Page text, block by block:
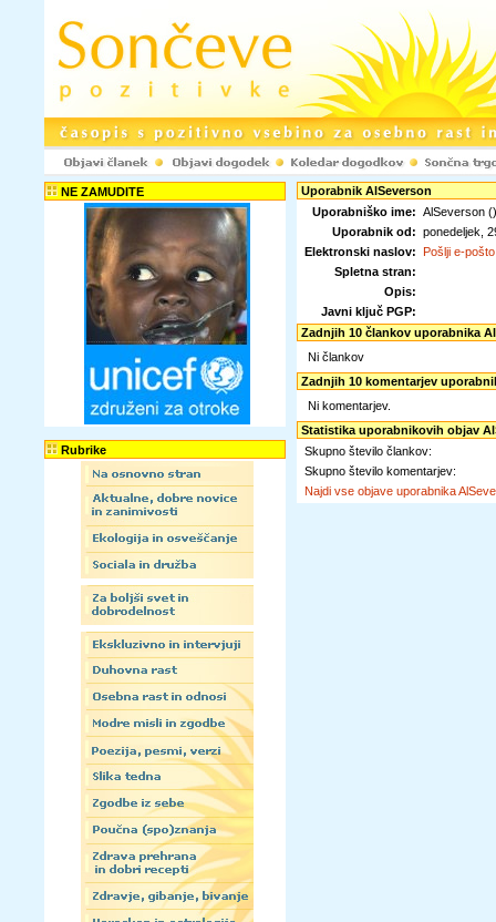
NE ZAMUDITE
Rubrike
Uporabnik AlSeverson
Uporabniško ime: AlSeverson ()
Uporabnik od: ponedeljek,
Elektronski naslov: Pošlji e-pošto
Spletna stran:
Opis:
Javni ključ PGP:
Zadnjih 10 člankov uporabnika
Ni člankov
Zadnjih 10 komentarjev
Ni komentarjev.
Statistika uporabnikovih objav
Skupno število člankov:
Skupno število komentarjev:
Najdi vse objave uporabnika